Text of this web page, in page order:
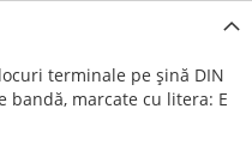
terminale pe șină DIN
bandă, marcate cu litera: E